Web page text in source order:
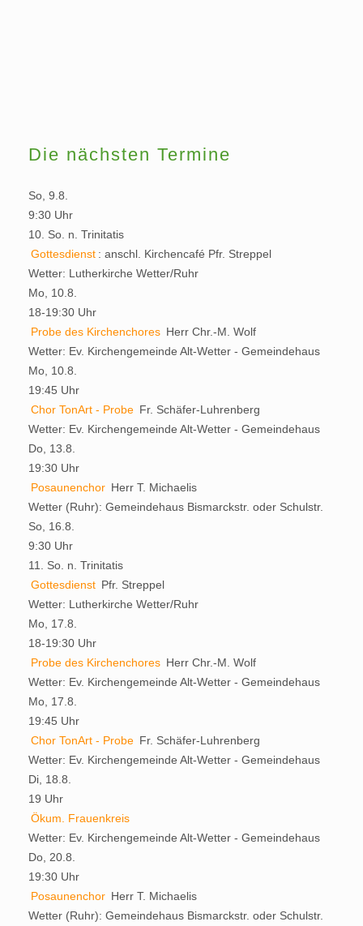
Die nächsten Termine
So, 9.8.
9:30 Uhr
10. So. n. Trinitatis
Gottesdienst : anschl. Kirchencafé Pfr. Streppel
Wetter: Lutherkirche Wetter/Ruhr
Mo, 10.8.
18-19:30 Uhr
Probe des Kirchenchores Herr Chr.-M. Wolf
Wetter: Ev. Kirchengemeinde Alt-Wetter - Gemeindehaus
Mo, 10.8.
19:45 Uhr
Chor TonArt - Probe Fr. Schäfer-Luhrenberg
Wetter: Ev. Kirchengemeinde Alt-Wetter - Gemeindehaus
Do, 13.8.
19:30 Uhr
Posaunenchor Herr T. Michaelis
Wetter (Ruhr): Gemeindehaus Bismarckstr. oder Schulstr.
So, 16.8.
9:30 Uhr
11. So. n. Trinitatis
Gottesdienst Pfr. Streppel
Wetter: Lutherkirche Wetter/Ruhr
Mo, 17.8.
18-19:30 Uhr
Probe des Kirchenchores Herr Chr.-M. Wolf
Wetter: Ev. Kirchengemeinde Alt-Wetter - Gemeindehaus
Mo, 17.8.
19:45 Uhr
Chor TonArt - Probe Fr. Schäfer-Luhrenberg
Wetter: Ev. Kirchengemeinde Alt-Wetter - Gemeindehaus
Di, 18.8.
19 Uhr
Ökum. Frauenkreis
Wetter: Ev. Kirchengemeinde Alt-Wetter - Gemeindehaus
Do, 20.8.
19:30 Uhr
Posaunenchor Herr T. Michaelis
Wetter (Ruhr): Gemeindehaus Bismarckstr. oder Schulstr.